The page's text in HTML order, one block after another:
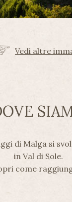
Vedi altre
di Malga si
in Val di Sole.
come